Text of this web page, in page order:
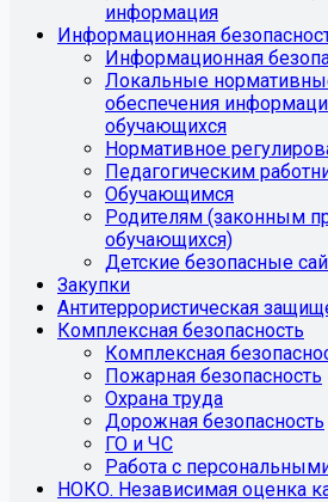
информация
Информационная
Информационная
Локальные
обеспечения
обучающихся
Нормативное
Педагогическим
Обучающимся
Родителям (законным
обучающихся)
Детские безопасные
Закупки
Антитеррористическая
Комплексная безопасность
Комплексная
Пожарная безопасность
Охрана труда
Дорожная безопасность
ГО и ЧС
Работа с
НОКО. Независимая оценка